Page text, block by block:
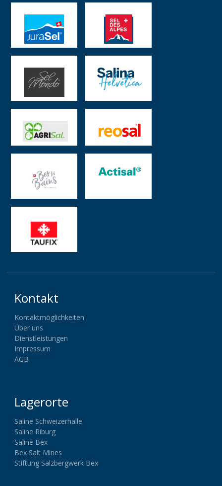
Kontakt
Kontaktmöglichkeiten
Über uns
Dienstleistungen
Impressum
AGB
Lagerorte
Saline Schweizerhalle
Saline Riburg
Saline Bex
Bex Salt Mines
Stiftung Salzbergwerk Bex